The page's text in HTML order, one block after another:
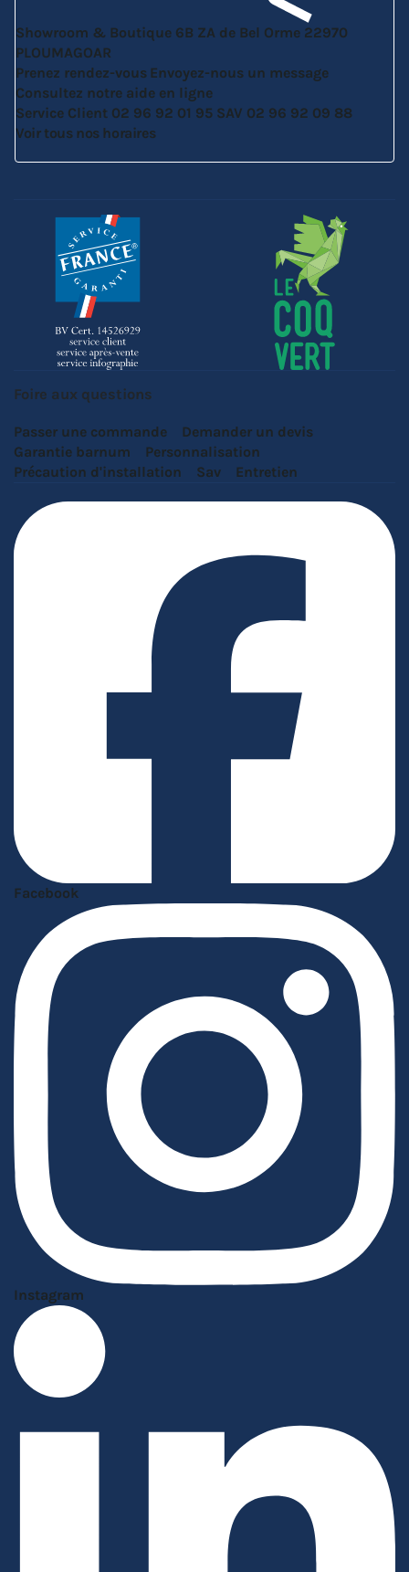
Showroom & Boutique 6B ZA de Bel Orme 22970
PLOUMAGOAR
Prenez rendez-vous Envoyez-nous un message
Consultez notre aide en ligne
Service Client 02 96 92 01 95 SAV 02 96 92 09 88
Voir tous nos horaires
Foire aux questions
Passer une commande
Demander un devis
Garantie barnum
Personnalisation
Précaution d'installation
Sav Entretien
Facebook
Instagram